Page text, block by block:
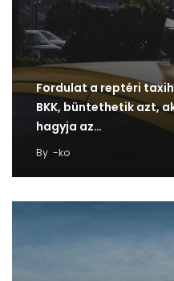
Fordulat a reptéri
BKK, büntethetik azt,
hagyja az…
By -ko